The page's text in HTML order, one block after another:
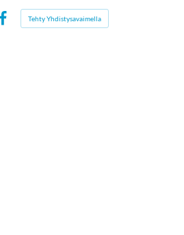
Facebook
Tehty Yhdistysavaimella